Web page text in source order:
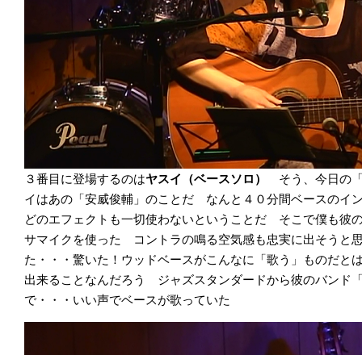
３番目に登場するのはヤスイ（ベースソロ） そう、今日の
イはあの「安威俊輔」のことだ なんと４０分間ベースのイ
どのエフェクトも一切使わないということだ そこで僕も彼
サマイクを使った コントラの鳴る空気感も忠実に出そうと
た・・・驚いた！ウッドベースがこんなに「歌う」ものだと
出来ることなんだろう ジャズスタンダードから彼のバンド
で・・・いい声でベースが歌っていた